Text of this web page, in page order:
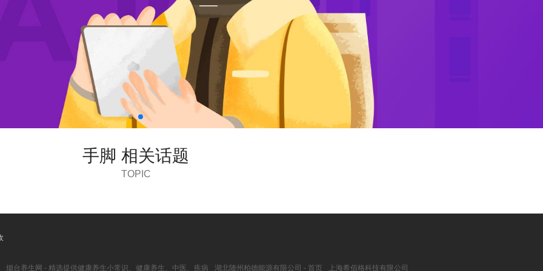
手脚 相关话题
TOPIC
烟台养生网 - 精选提供健康养生小常识、健康养生、中医、疾病 湖北随州柏德能源有限公司 - 首页 上海希佰格科技有限公司